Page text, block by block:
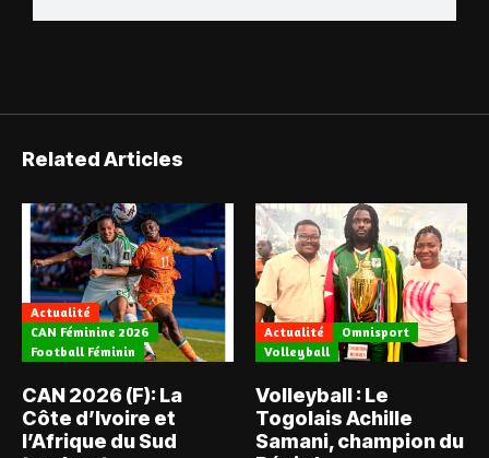
Related Articles
Actualité
CAN Féminine 2026
Football Féminin
CAN 2026 (F): La
Côte d’Ivoire et
l’Afrique du Sud
Actualité
Omnisport
Volleyball
Volleyball : Le
Togolais Achille
Samani, champion du